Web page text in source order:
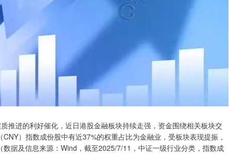
进的利好催化，近日港股金融板块持续走强，资金围绕相关板块交
）指数成份股中有近37%的权重占比为金融业，受板块表现提振，
据及信息来源：Wind，截至2025/7/11，中证一级行业分类，指数成